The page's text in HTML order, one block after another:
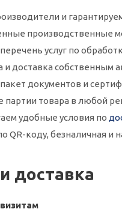
и
производственные
услуг по
и доставка собственным
документов и
партии товара в любой
удобные условия по
QR-коду, безналичная и
доставка